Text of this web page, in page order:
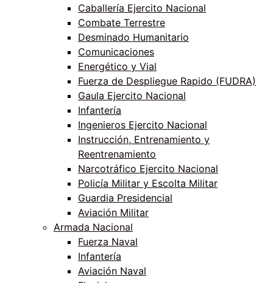
Caballería Ejercito Nacional
Combate Terrestre
Desminado Humanitario
Comunicaciones
Energético y Vial
Fuerza de Despliegue Rapido (FUDRA)
Gaula Ejercito Nacional
Infantería
Ingenieros Ejercito Nacional
Instrucción, Entrenamiento y
Reentrenamiento
Narcotráfico Ejercito Nacional
Policía Militar y Escolta Militar
Guardia Presidencial
Aviación Militar
Armada Nacional
Fuerza Naval
Infantería
Aviación Naval